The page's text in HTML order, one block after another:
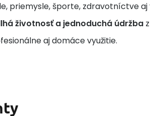
priemysle, športe, zdravotníctve
životnosť a jednoduchá údržba
aj domáce využitie.